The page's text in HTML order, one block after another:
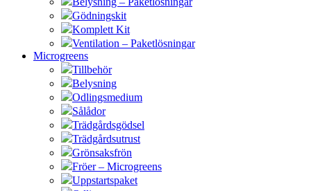
Gödningskit
Komplett Kit
Ventilation – Paketlösningar
Microgreens
Tillbehör
Belysning
Odlingsmedium
Sålådor
Trädgårdsgödsel
Trädgårdsutrust
Grönsaksfrön
Fröer – Microgreens
Uppstartspaket